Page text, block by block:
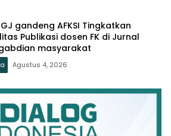
gandeng AFKSI Tingkatkan
Publikasi dosen FK di Jurnal
masyarakat
Agustus 4, 2026